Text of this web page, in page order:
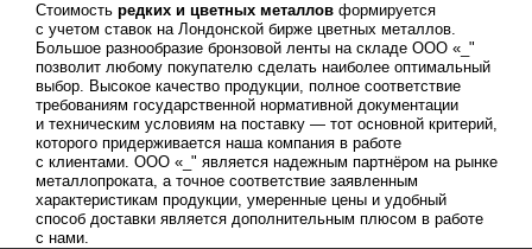
Стоимость редких и цветных металловформируется
с учетом ставок на Лондонской бирже цветных металлов.
Большое разнообразие бронзовой ленты на складе ООО «_"
позволит любому покупателю сделать наиболее оптимальный
выбор. Высокое качество продукции, полное соответствие
требованиям государственной нормативной документации
и техническим условиям на поставку — тот основной критерий,
которого придерживается наша компания в работе
с клиентами. ООО «_" является надежным партнёром на рынке
металлопроката, а точное соответствие заявленным
характеристикам продукции, умеренные цены и удобный
способ доставки является дополнительным плюсом в работе
с нами.